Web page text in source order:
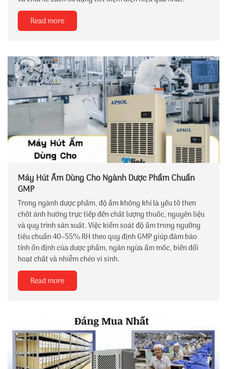
Read more
Máy Hút Ẩm Dùng Cho Ngành Dược Phẩm Chuẩn
GMP
Trong ngành dược phẩm, độ ẩm không khí là yếu tố then
chốt ảnh hưởng trực tiếp đến chất lượng thuốc, nguyên liệu
và quy trình sản xuất. Việc kiểm soát độ ẩm trong ngưỡng
tiêu chuẩn 40–55% RH theo quy định GMP giúp đảm bảo
tính ổn định của dược phẩm, ngăn ngừa ẩm mốc, biến đổi
hoạt chất và nhiễm chéo vi sinh.
Read more